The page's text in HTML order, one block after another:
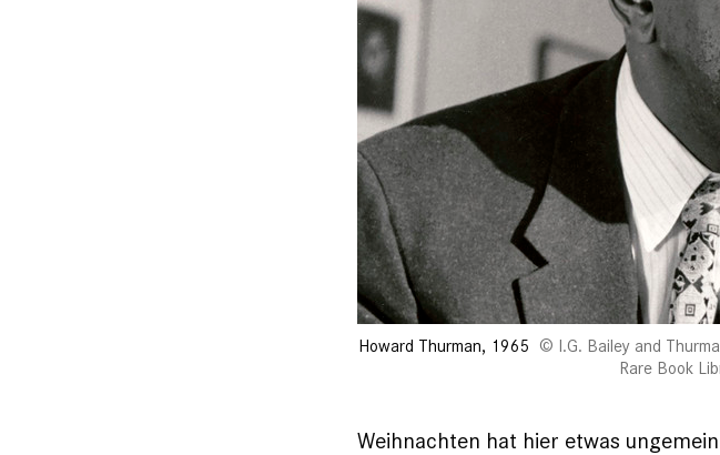
Howard Thurman, 1965
I.G. Bailey and
Rare Book
Weihnachten hat hier etwas